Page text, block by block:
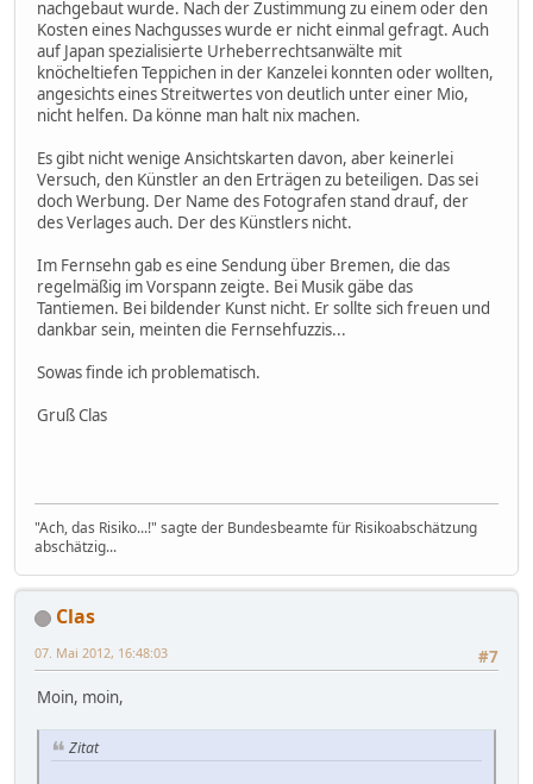
nachgebaut wurde. Nach der Zustimmung zu einem oder den
Kosten eines Nachgusses wurde er nicht einmal gefragt. Auch
auf Japan spezialisierte Urheberrechtsanwälte mit
knöcheltiefen Teppichen in der Kanzelei konnten oder wollten,
angesichts eines Streitwertes von deutlich unter einer Mio,
nicht helfen. Da könne man halt nix machen.
Es gibt nicht wenige Ansichtskarten davon, aber keinerlei
Versuch, den Künstler an den Erträgen zu beteiligen. Das sei
doch Werbung. Der Name des Fotografen stand drauf, der
des Verlages auch. Der des Künstlers nicht.
Im Fernsehn gab es eine Sendung über Bremen, die das
regelmäßig im Vorspann zeigte. Bei Musik gäbe das
Tantiemen. Bei bildender Kunst nicht. Er sollte sich freuen und
dankbar sein, meinten die Fernsehfuzzis...
Sowas finde ich problematisch.
Gruß Clas
"Ach, das Risiko...!" sagte der Bundesbeamte für Risikoabschätzung
abschätzig...
Clas
#7
07. Mai 2012, 16:48:03
Moin, moin,
Zitat